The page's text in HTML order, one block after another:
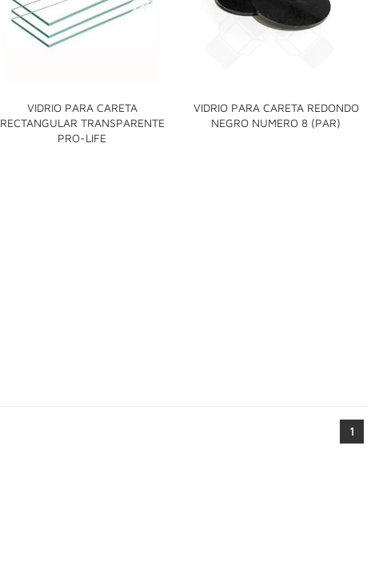
VIDRIO PARA CARETA
RECTANGULAR TRANSPARENTE
PRO-LIFE

VIDRIO PARA CARETA REDONDO
NEGRO NUMERO 8 (PAR)

1